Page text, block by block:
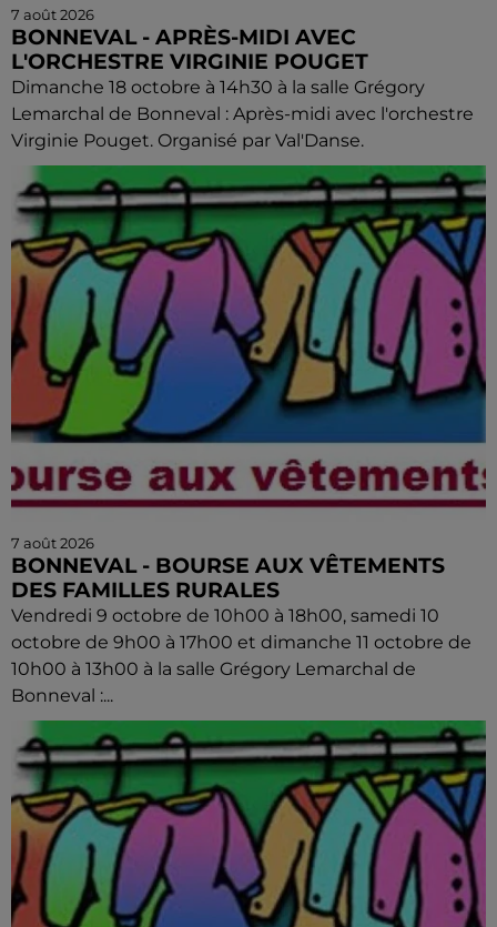
7 août 2026
BONNEVAL - APRÈS-MIDI AVEC
L'ORCHESTRE VIRGINIE POUGET
Dimanche 18 octobre à 14h30 à la salle Grégory
Lemarchal de Bonneval : Après-midi avec l'orchestre
Virginie Pouget. Organisé par Val'Danse.
7 août 2026
BONNEVAL - BOURSE AUX VÊTEMENTS
DES FAMILLES RURALES
Vendredi 9 octobre de 10h00 à 18h00, samedi 10
octobre de 9h00 à 17h00 et dimanche 11 octobre de
10h00 à 13h00 à la salle Grégory Lemarchal de
Bonneval :...